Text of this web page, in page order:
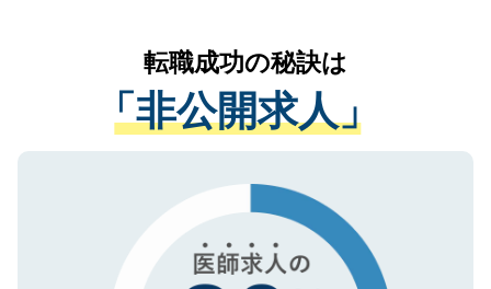
は、個人情報の取り扱いについての厳密な
管理基準を満たした事業者のみに付与され
る、プライバシーマークを取得済みです。
で、機密保持に関してもご安心ください。
かがいして、現在の医療機関の状況や紹介
経験をまじえながら、適切なアドバイスを
させていただきます。すぐにご転職をされ
ない方には、長期的なサポートが可能です
ので、まずはご登録ください。
転職成功の秘訣は
「非公開求人」